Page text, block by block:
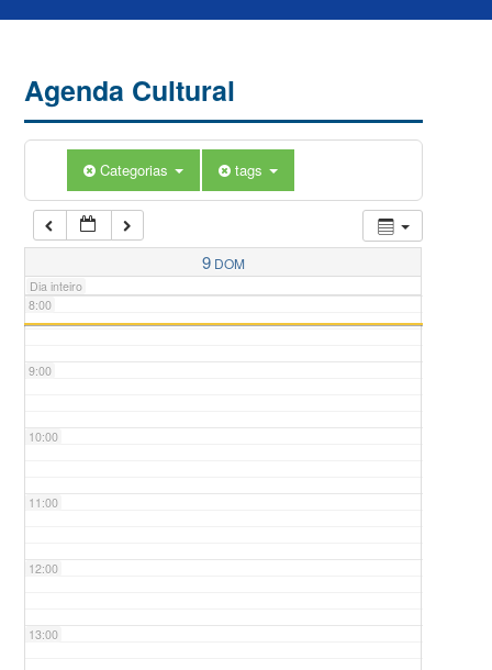
Agenda Cultural
Categorias tags
9 DOM
Dia inteiro
5:00
7:00
8:00
9:00
10:00
11:00
12:00
13:00